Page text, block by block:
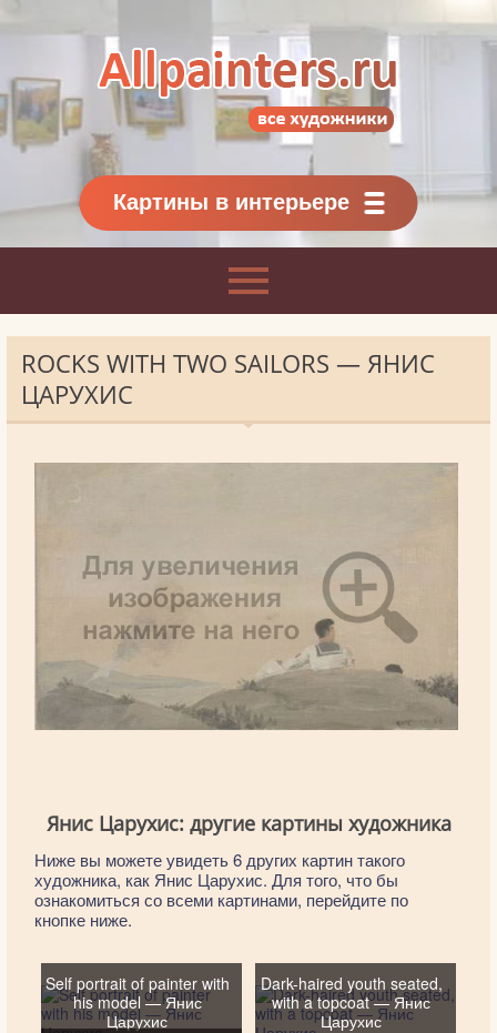
Картины классиков
и современников
Картины в интерьере
ROCKS WITH TWO SAILORS — ЯНИС
ЦАРУХИС
Янис Царухис: другие картины художника
Ниже вы можете увидеть 6 других картин такого
художника, как Янис Царухис. Для того, что бы
ознакомиться со всеми картинами, перейдите по
кнопке ниже.
Self portrait of painter with
his model — Янис
Царухис
Dark-haired youth seated,
with a topcoat — Янис
Царухис